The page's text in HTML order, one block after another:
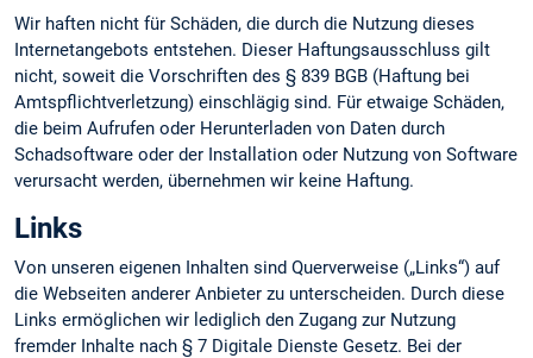
Wir haften nicht für Schäden, die durch die Nutzung dieses
Internetangebots entstehen. Dieser Haftungsausschluss gilt
nicht, soweit die Vorschriften des § 839 BGB (Haftung bei
Amtspflichtverletzung) einschlägig sind. Für etwaige Schäden,
die beim Aufrufen oder Herunterladen von Daten durch
Schadsoftware oder der Installation oder Nutzung von Software
verursacht werden, übernehmen wir keine Haftung.
Links
Von unseren eigenen Inhalten sind Querverweise („Links“) auf
die Webseiten anderer Anbieter zu unterscheiden. Durch diese
Links ermöglichen wir lediglich den Zugang zur Nutzung
fremder Inhalte nach § 7 Digitale Dienste Gesetz. Bei der